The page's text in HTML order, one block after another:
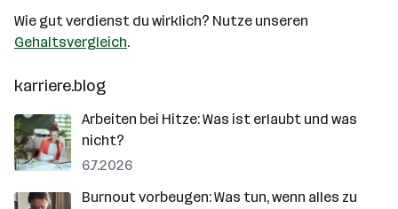
Wie gut verdienst du wirklich? Nutze unseren
Gehaltsvergleich.
karriere.blog
Arbeiten bei Hitze: Was ist erlaubt und was
nicht?
6.7.2026
Burnout vorbeugen: Was tun, wenn alles zu